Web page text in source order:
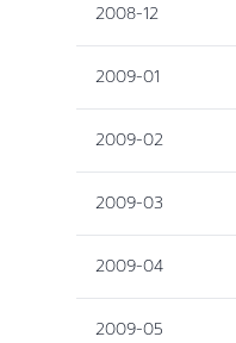
2008-12
2009-01
2009-02
2009-03
2009-04
2009-05